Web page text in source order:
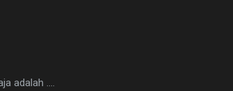
adalah ....